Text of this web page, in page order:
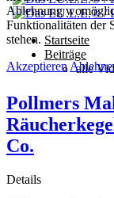
Pollmers
Co.
Details